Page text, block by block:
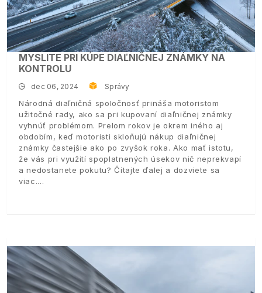
MYSLITE PRI KÚPE DIAĽNIČNEJ ZNÁMKY NA
KONTROLU
dec 06, 2024 Správy
Národná diaľničná spoločnosť prináša motoristom
užitočné rady, ako sa pri kupovaní diaľničnej známky
vyhnúť problémom. Prelom rokov je okrem iného aj
obdobím, keď motoristi skloňujú nákup diaľničnej
známky častejšie ako po zvyšok roka. Ako mať istotu,
že vás pri využití spoplatnených úsekov nič neprekvapí
a nedostanete pokutu? Čítajte ďalej a dozviete sa
viac.